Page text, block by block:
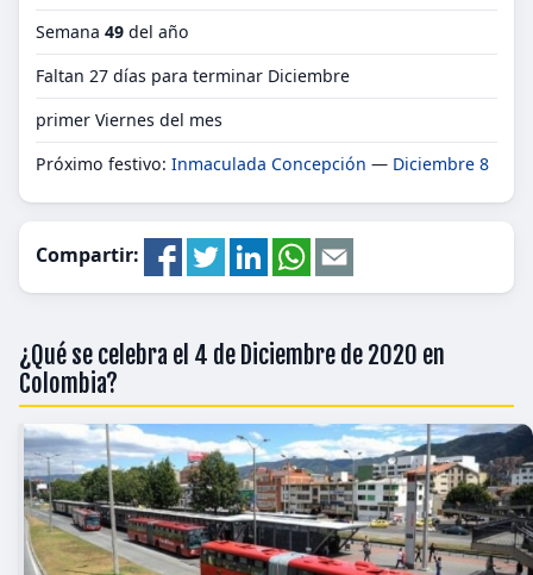
Semana 49 del año
Faltan 27 días para terminar Diciembre
primer Viernes del mes
Próximo festivo: Inmaculada Concepción — Diciembre 8
Compartir:
¿Qué se celebra el 4 de Diciembre de 2020 en
Colombia?